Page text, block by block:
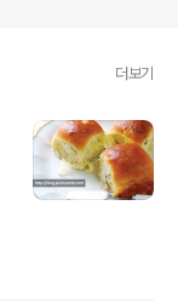
더보기